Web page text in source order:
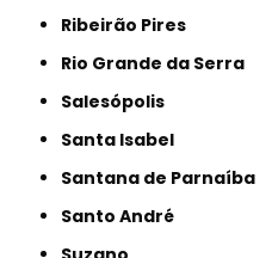
Ribeirão Pires
Rio Grande da Serra
Salesópolis
Santa Isabel
Santana de Parnaíba
Santo André